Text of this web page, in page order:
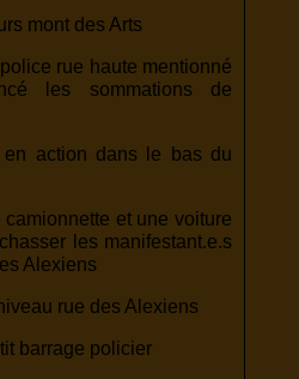
mont des Arts
rue haute mentionné
les sommations de
en action dans le bas du
et une voiture
les manifestant.e.s
Alexiens
rue des Alexiens
barrage policier